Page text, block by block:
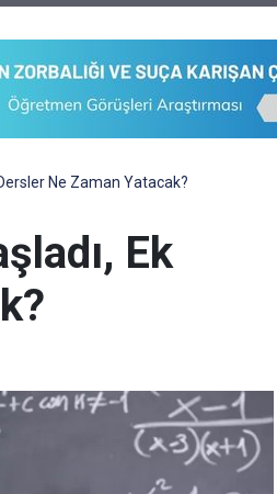
Ne Zaman Yatacak?
Ek